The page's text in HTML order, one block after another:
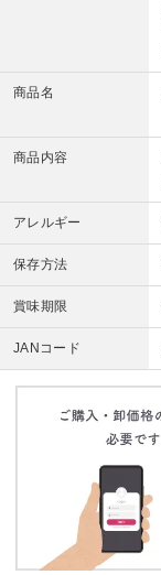
商品名
商品内容
アレルギー
保存方法
賞味期限
JANコード